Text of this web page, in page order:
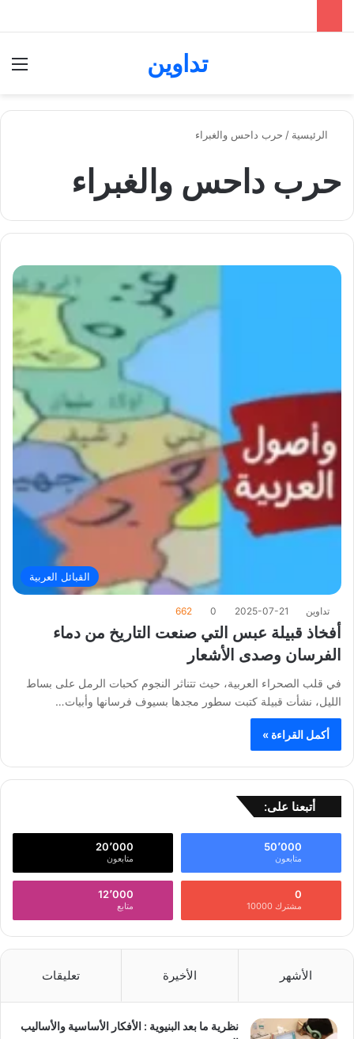
تداوين
الرئيسية / حرب داحس والغبراء
حرب داحس والغبراء
القبائل العربية
تداوين 2025-07-21
0
662
أفخاذ قبيلة عبس التي صنعت التاريخ من دماء
الفرسان وصدى الأشعار
في قلب الصحراء العربية، حيث تتناثر النجوم كحبات الرمل على بساط
الليل، نشأت قبيلة كتبت سطور مجدها بسيوف فرسانها وأبيات…
أكمل القراءة »
أتبعنا على:
50٬000
متابعون
20٬000
متابعون
0
مشترك 10000
12٬000
متابع
الأشهر الأخيرة تعليقات
نظرية ما بعد البنيوية : الأفكار الأساسية والأساليب